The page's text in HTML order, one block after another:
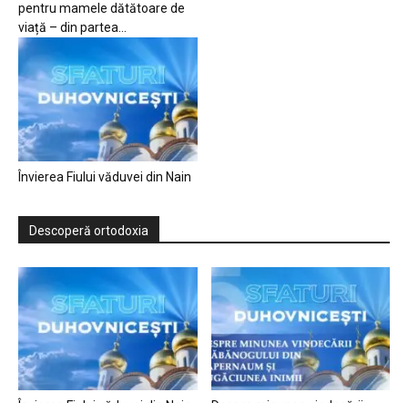
pentru mamele dătătoare de
viață – din partea...
Învierea Fiului văduvei din Nain
Descoperă ortodoxia